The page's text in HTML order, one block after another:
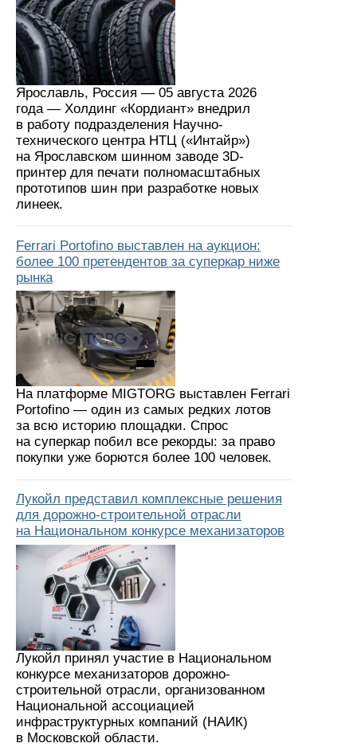
Ярославль, Россия — 05 августа 2026
года — Холдинг «Кордиант» внедрил
в работу подразделения Научно-
технического центра НТЦ («Интайр»)
на Ярославском шинном заводе 3D-
принтер для печати полномасштабных
прототипов шин при разработке новых
линеек.
Ferrari Portofino выставлен на аукцион:
более 100 претендентов за суперкар ниже
рынка
На платформе MIGTORG выставлен Ferrari
Portofino — один из самых редких лотов
за всю историю площадки. Спрос
на суперкар побил все рекорды: за право
покупки уже борются более 100 человек.
Лукойл представил комплексные решения
для дорожно-строительной отрасли
на Национальном конкурсе механизаторов
Лукойл принял участие в Национальном
конкурсе механизаторов дорожно-
строительной отрасли, организованном
Национальной ассоциацией
инфраструктурных компаний (НАИК)
в Московской области.